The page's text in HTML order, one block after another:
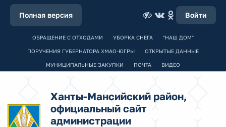
Полная версия Войти
ОБРАЩЕНИЕ С ОТХОДАМИ УБОРКА СНЕГА "НАШ ДОМ"
ПОРУЧЕНИЯ ГУБЕРНАТОРА ХМАО-ЮГРЫ ОТКРЫТЫЕ ДАННЫЕ
МУНИЦИПАЛЬНЫЕ ЗАКУПКИ ПОЧТА ВИДЕО
Ханты-Мансийский район,
официальный сайт
администрации